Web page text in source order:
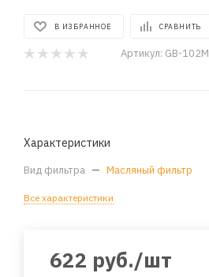
В ИЗБРАННОЕ СРАВНИТЬ
Артикул: GB-102M
Характеристики
Вид фильтра — Масляный фильтр
Все характеристики
622 руб./шт